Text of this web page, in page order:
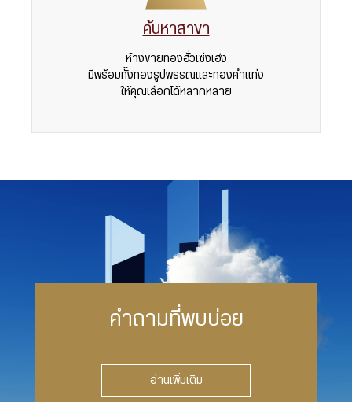
ค้นหาสาขา
ห้างขายทองฮั่วเซ่งเฮง
มีพร้อมทั้งทองรูปพรรณและทองคำแท่ง
ให้คุณเลือกได้หลากหลาย
คำถามที่พบบ่อย
อ่านเพิ่มเติม